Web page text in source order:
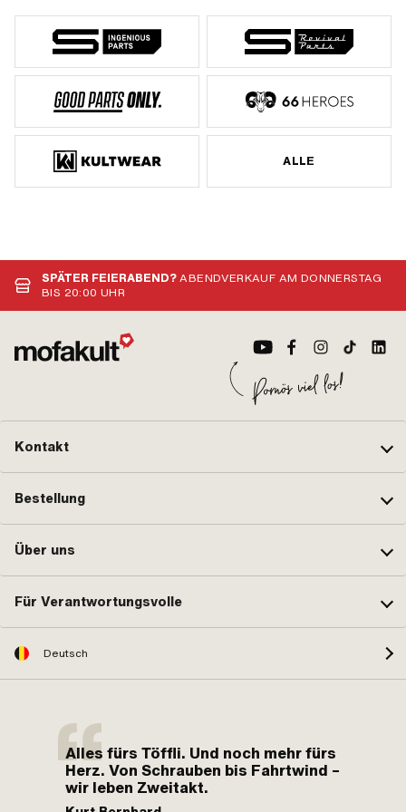
ALLE
SPÄTER FEIERABEND?ABENDVERKAUF AM DONNERSTAG
BIS 20:00 UHR
Kontakt
Bestellung
Über uns
Für Verantwortungsvolle
Deutsch
Alles fürs Töffli. Und noch mehr fürs
Herz. Von Schrauben bis Fahrtwind –
wir leben Zweitakt.